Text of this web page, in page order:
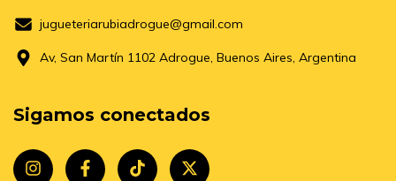
jugueteriarubiadrogue@gmail.com
Av, San Martín 1102 Adrogue, Buenos Aires, Argentina
Sigamos conectados